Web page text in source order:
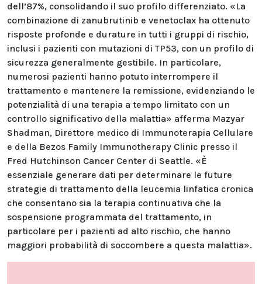
dell’87%, consolidando il suo profilo differenziato. «La
combinazione di zanubrutinib e venetoclax ha ottenuto
risposte profonde e durature in tutti i gruppi di rischio,
inclusi i pazienti con mutazioni di TP53, con un profilo di
sicurezza generalmente gestibile. In particolare,
numerosi pazienti hanno potuto interrompere il
trattamento e mantenere la remissione, evidenziando le
potenzialità di una terapia a tempo limitato con un
controllo significativo della malattia» afferma Mazyar
Shadman, Direttore medico di Immunoterapia Cellulare
e della Bezos Family Immunotherapy Clinic presso il
Fred Hutchinson Cancer Center di Seattle. «È
essenziale generare dati per determinare le future
strategie di trattamento della leucemia linfatica cronica
che consentano sia la terapia continuativa che la
sospensione programmata del trattamento, in
particolare per i pazienti ad alto rischio, che hanno
maggiori probabilità di soccombere a questa malattia».